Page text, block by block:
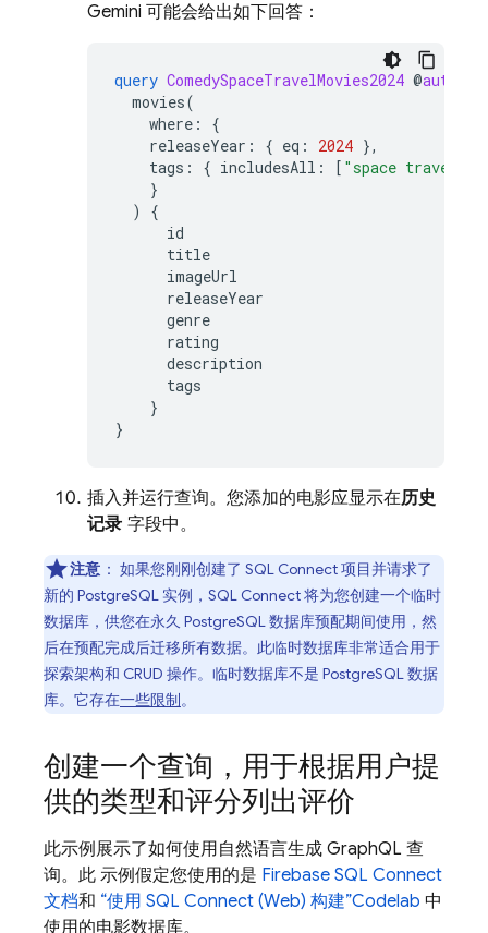
Gemini 可能会给出如下回答：
query ComedySpaceTravelMovies2024 @auth
movies(
where :
{
releaseYear : { eq : 2024 },
tags : { includesAll : [ "space travel"
}
)
{
id
title
imageUrl
releaseYear
genre
rating
description
tags
}
}
插入并运行查询。您添加的电影应显示在历史
记录 字段中。
注意 ： 如果您刚刚创建了 SQL Connect项目并请求了
新的 PostgreSQL 实例， SQL Connect将为您创建一个临时
数据库，供您在永久 PostgreSQL 数据库预配期间使用，然
后在预配完成后迁移所有数据。此临时数据库非常适合用于
探索架构和 CRUD 操作。临时数据库不是 PostgreSQL 数据
库。它存在一些限制。
创建一个查询，用于根据用户提
供的类型和评分列出评价
此示例展示了如何使用自然语言生成 GraphQL 查
询。此 示例假定您使用的是 Firebase SQL Connect
文档和 “使用 SQL Connect (Web) 构建”Codelab 中
使用的电影数据库。